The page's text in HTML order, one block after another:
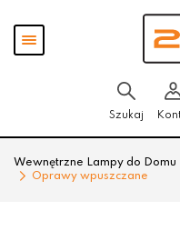
Pokaż
menu
Szukaj
Wewnętrzne Lampy do Domu
Oprawy wpuszczane